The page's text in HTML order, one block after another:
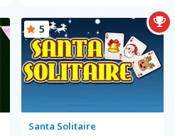
Santa Solitaire
5